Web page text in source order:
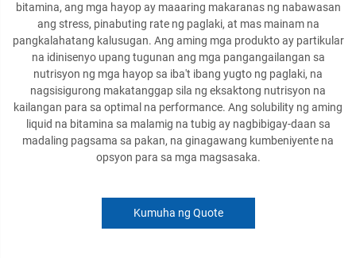
bitamina, ang mga hayop ay maaaring makaranas ng nabawasan
ang stress, pinabuting rate ng paglaki, at mas mainam na
pangkalahatang kalusugan. Ang aming mga produkto ay partikular
na idinisenyo upang tugunan ang mga pangangailangan sa
nutrisyon ng mga hayop sa iba't ibang yugto ng paglaki, na
nagsisigurong makatanggap sila ng eksaktong nutrisyon na
kailangan para sa optimal na performance. Ang solubility ng aming
liquid na bitamina sa malamig na tubig ay nagbibigay-daan sa
madaling pagsama sa pakan, na ginagawang kumbeniyente na
opsyon para sa mga magsasaka.
Kumuha ng Quote